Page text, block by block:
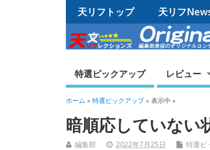
天リフトップ 天リフ
特選ピックアップ レビュー
ホーム » 特選ピックアップ» 表示中 »
暗順応していない
編集部 2022年7月25日 特選ピ